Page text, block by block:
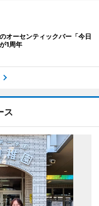
オーセンティックバー「今日
1周年
ス